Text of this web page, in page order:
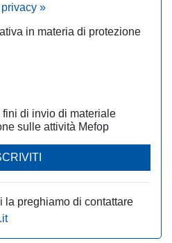
»
in materia di protezione
di invio di materiale
sulle attività Mefop
la preghiamo di contattare